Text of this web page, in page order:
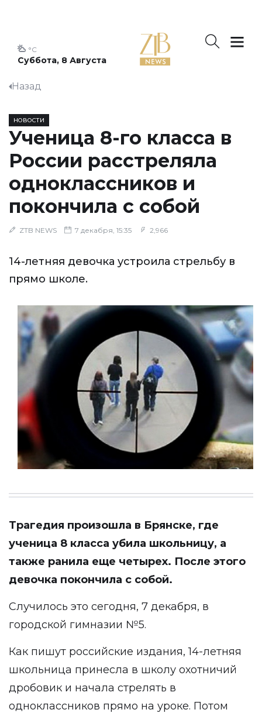
Суббота, 8 Августа
°C
Назад
НОВОСТИ
Ученица 8-го класса в
России расстреляла
одноклассников и
покончила с собой
ZTB NEWS 7 декабря, 15:35 2,966
14-летняя девочка устроила стрельбу в
прямо школе.
Трагедия произошла в Брянске, где
ученица 8 класса убила школьницу, а
также ранила еще четырех. После этого
девочка покончила с собой.
Случилось это сегодня, 7 декабря, в
городской гимназии №5.
Как пишут российские издания, 14-летняя
школьница принесла в школу охотничий
дробовик и начала стрелять в
одноклассников прямо на уроке. Потом